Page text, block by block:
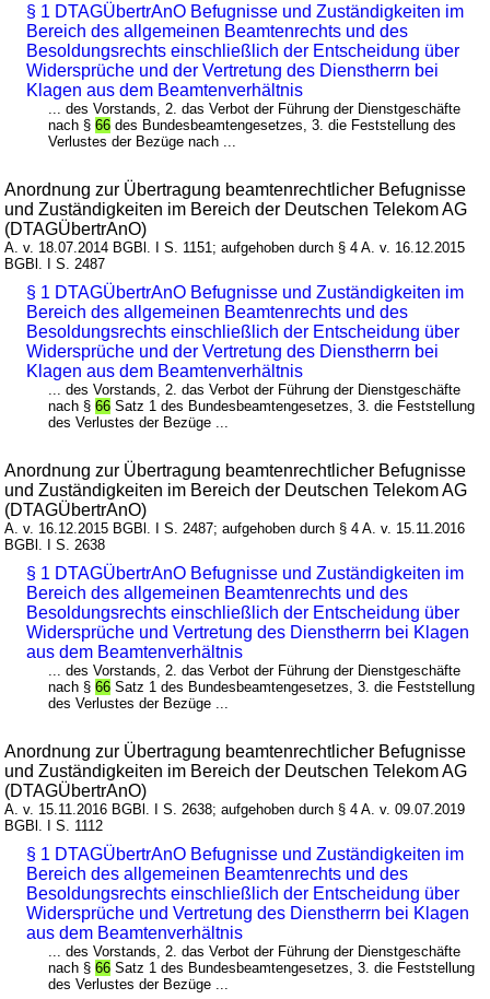
§ 1 DTAGÜbertrAnO Befugnisse und Zuständigkeiten im
Bereich des allgemeinen Beamtenrechts und des
Besoldungsrechts einschließlich der Entscheidung über
Widersprüche und der Vertretung des Dienstherrn bei
Klagen aus dem Beamtenverhältnis
... des Vorstands, 2. das Verbot der Führung der Dienstgeschäfte
nach §66 des Bundesbeamtengesetzes, 3. die Feststellung des
Verlustes der Bezüge nach ...
Anordnung zur Übertragung beamtenrechtlicher Befugnisse
und Zuständigkeiten im Bereich der Deutschen Telekom AG
(DTAGÜbertrAnO)
A. v. 18.07.2014 BGBl. I S. 1151; aufgehoben durch § 4 A. v. 16.12.2015
BGBl. I S. 2487
§ 1 DTAGÜbertrAnO Befugnisse und Zuständigkeiten im
Bereich des allgemeinen Beamtenrechts und des
Besoldungsrechts einschließlich der Entscheidung über
Widersprüche und der Vertretung des Dienstherrn bei
Klagen aus dem Beamtenverhältnis
... des Vorstands, 2. das Verbot der Führung der Dienstgeschäfte
nach §66 Satz 1 des Bundesbeamtengesetzes, 3. die Feststellung
des Verlustes der Bezüge ...
Anordnung zur Übertragung beamtenrechtlicher Befugnisse
und Zuständigkeiten im Bereich der Deutschen Telekom AG
(DTAGÜbertrAnO)
A. v. 16.12.2015 BGBl. I S. 2487; aufgehoben durch § 4 A. v. 15.11.2016
BGBl. I S. 2638
§ 1 DTAGÜbertrAnO Befugnisse und Zuständigkeiten im
Bereich des allgemeinen Beamtenrechts und des
Besoldungsrechts einschließlich der Entscheidung über
Widersprüche und Vertretung des Dienstherrn bei Klagen
aus dem Beamtenverhältnis
... des Vorstands, 2. das Verbot der Führung der Dienstgeschäfte
nach §66 Satz 1 des Bundesbeamtengesetzes, 3. die Feststellung
des Verlustes der Bezüge ...
Anordnung zur Übertragung beamtenrechtlicher Befugnisse
und Zuständigkeiten im Bereich der Deutschen Telekom AG
(DTAGÜbertrAnO)
A. v. 15.11.2016 BGBl. I S. 2638; aufgehoben durch § 4 A. v. 09.07.2019
BGBl. I S. 1112
§ 1 DTAGÜbertrAnO Befugnisse und Zuständigkeiten im
Bereich des allgemeinen Beamtenrechts und des
Besoldungsrechts einschließlich der Entscheidung über
Widersprüche und Vertretung des Dienstherrn bei Klagen
aus dem Beamtenverhältnis
... des Vorstands, 2. das Verbot der Führung der Dienstgeschäfte
nach §66 Satz 1 des Bundesbeamtengesetzes, 3. die Feststellung
des Verlustes der Bezüge ...